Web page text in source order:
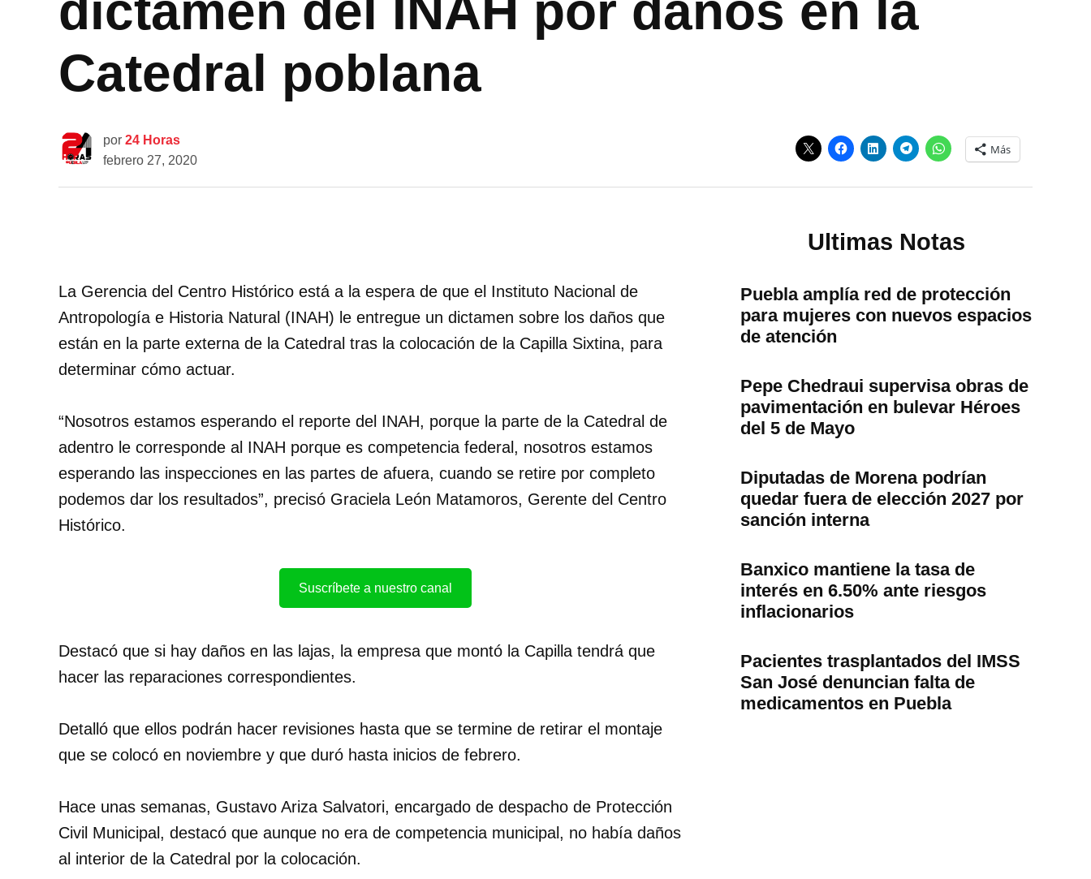
Catedral poblana
por 24 Horas
febrero 27, 2020
Más
La Gerencia del Centro Histórico está a la espera de que el Instituto Nacional de
Antropología e Historia Natural (INAH) le entregue un dictamen sobre los daños que
están en la parte externa de la Catedral tras la colocación de la Capilla Sixtina, para
determinar cómo actuar.
“Nosotros estamos esperando el reporte del INAH, porque la parte de la Catedral de
adentro le corresponde al INAH porque es competencia federal, nosotros estamos
esperando las inspecciones en las partes de afuera, cuando se retire por completo
podemos dar los resultados”, precisó Graciela León Matamoros, Gerente del Centro
Histórico.
Suscríbete a nuestro canal
Destacó que si hay daños en las lajas, la empresa que montó la Capilla tendrá que
hacer las reparaciones correspondientes.
Detalló que ellos podrán hacer revisiones hasta que se termine de retirar el montaje
que se colocó en noviembre y que duró hasta inicios de febrero.
Hace unas semanas, Gustavo Ariza Salvatori, encargado de despacho de Protección
Civil Municipal, destacó que aunque no era de competencia municipal, no había daños
al interior de la Catedral por la colocación.
Ultimas Notas
Puebla amplía red de protección
para mujeres con nuevos espacios
de atención
Pepe Chedraui supervisa obras de
pavimentación en bulevar Héroes
del 5 de Mayo
Diputadas de Morena podrían
quedar fuera de elección 2027 por
sanción interna
Banxico mantiene la tasa de
interés en 6.50% ante riesgos
inflacionarios
Pacientes trasplantados del IMSS
San José denuncian falta de
medicamentos en Puebla